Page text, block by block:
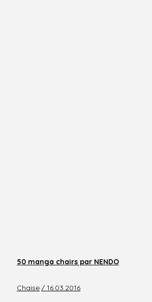
50 manga chairs par NENDO
Chaise / 16.03.2016